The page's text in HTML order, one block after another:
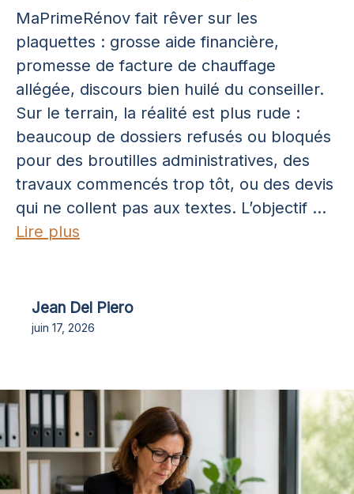
MaPrimeRénov fait rêver sur les
plaquettes : grosse aide financière,
promesse de facture de chauffage
allégée, discours bien huilé du conseiller.
Sur le terrain, la réalité est plus rude :
beaucoup de dossiers refusés ou bloqués
pour des broutilles administratives, des
travaux commencés trop tôt, ou des devis
qui ne collent pas aux textes. L’objectif ...
Lire plus
Jean Del Piero
juin 17, 2026